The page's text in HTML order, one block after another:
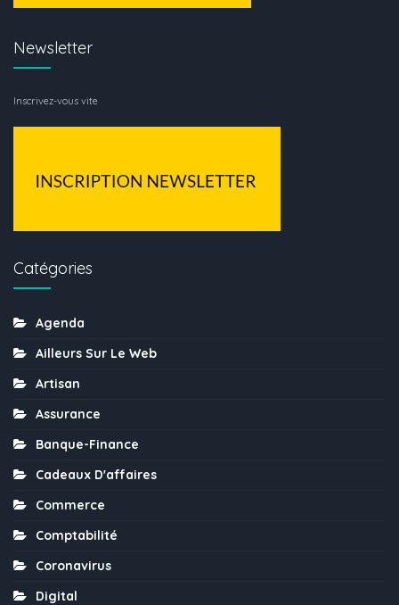
Newsletter
Inscrivez-vous vite
Catégories
Agenda
Ailleurs Sur Le Web
Artisan
Assurance
Banque-Finance
Cadeaux D'affaires
Commerce
Comptabilité
Coronavirus
Digital